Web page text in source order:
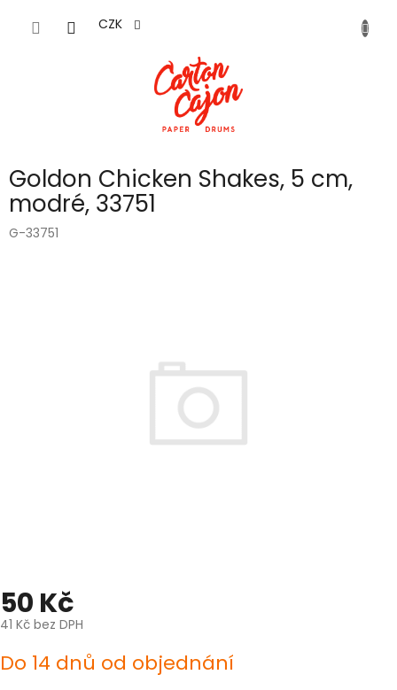
CZK
Goldon Chicken Shakes, 5 cm,
modré, 33751
G-33751
50 Kč
41 Kč bez DPH
cena:
Do 14 dnů od objednání